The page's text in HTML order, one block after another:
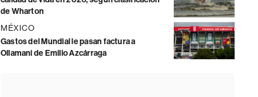
de Wharton
MÉXICO
Gastos del Mundial le pasan factura a
Ollamani de Emilio Azcárraga